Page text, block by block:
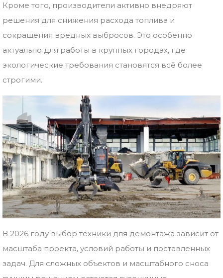
Кроме того, производители активно внедряют
решения для снижения расхода топлива и
сокращения вредных выбросов. Это особенно
актуально для работы в крупных городах, где
экологические требования становятся всё более
строгими.
В 2026 году выбор техники для демонтажа зависит от
масштаба проекта, условий работы и поставленных
задач. Для сложных объектов и масштабного сноса